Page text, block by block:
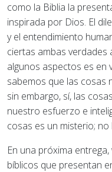
como la Biblia la
inspirada por Dios. El
y el entendimiento
ciertas ambas verdades
algunos aspectos es en
sabemos que las cosas
sin embargo, sí, las
nuestro esfuerzo e
cosas es un misterio;
En una próxima
bíblicos que presentan